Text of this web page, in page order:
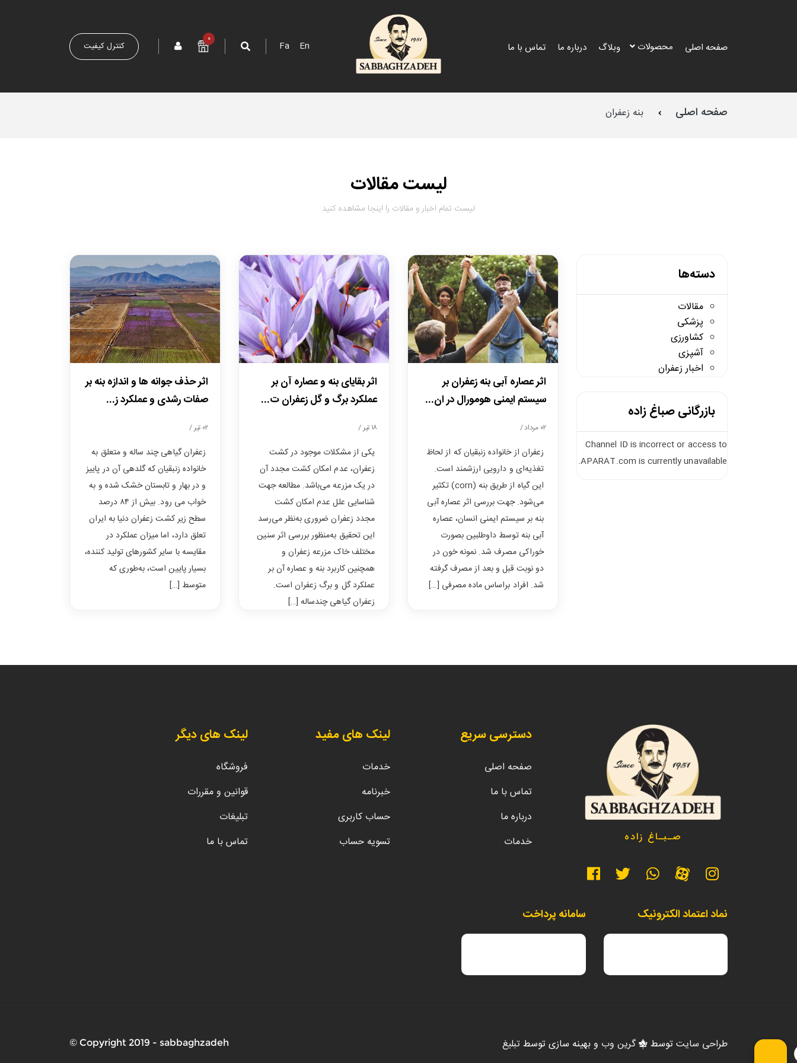
صفحه اصلی محصولات وبلاگ درباره ما تماس با ما Fa En
0
کنترل کیفیت
صفحه اصلی بنه زعفران
لیست مقالات
لیست تمام اخبار و مقالات را اینجا مشاهده کنید
دسته‌ها
مقالات
پزشکی
کشاورزی
آشپزی
اخبار زعفران
بازرگانی صباغ زاده
Channel ID is incorrect or access to
APARAT.com is currently unavailable.
اثر عصاره آبی بنه زعفران بر
سیستم ایمنی هومورال در ان...
۰۲ مرداد /
زعفران از خانواده زنبقیان که از لحاظ
تغذیه‌ای و دارویی ارزشمند است.
این گیاه از طریق بنه (corn) تکثیر
می‌شود. جهت بررسی اثر عصاره آبی
بنه بر سیستم ایمنی انسان، عصاره
آبی بنه توسط داوطلبین بصورت
خوراکی مصرف شد. نمونه خون در
دو نوبت قبل و بعد از مصرف گرفته
شد. افراد براساس ماده مصرفی […]
اثر بقایای بنه و عصاره آن بر
عملکرد برگ و گل زعفران ت...
۱۸ تیر /
یکی از مشکلات موجود در کشت
زعفران، عدم امکان کشت مجدد آن
در یک مزرعه می‌باشد. مطالعه جهت
شناسایی علل عدم امکان کشت
مجدد زعفران ضروری به‌نظر می‌رسد
این تحقیق به‌منظور بررسی اثر سنین
مختلف خاک مزرعه زعفران و
همچنین کاربرد بنه و عصاره آن بر
عملکرد گل و برگ زعفران است.
زعفران گیاهی چندساله […]
اثر حذف جوانه ها و اندازه بنه بر
صفات رشدی و عملکرد ز...
۰۲ تیر /
زعفران گیاهی چند ساله و متعلق به
خانواده زنبقیان که گلدهی آن در پاییز
و در بهار و تابستان خشک شده و به
خواب می رود. بیش از ۸۴ درصد
سطح زیر کشت زعفران دنیا به ایران
تعلق دارد، اما میزان عملکرد در
مقایسه با سایر کشورهای تولید کننده،
بسیار پایین است، به‌طوری که
متوسط […]
صـبـاغ زاده
دسترسی سریع
صفحه اصلی
تماس با ما
درباره ما
خدمات
لینک های مفید
خدمات
خبرنامه
حساب کاربری
تسویه حساب
لینک های دیگر
فروشگاه
قوانین و مقررات
تبلیغات
تماس با ما
نماد اعتماد الکترونیک سامانه پرداخت
طراحی سایتتوسط گرین وب و بهینه سازی توسطتبلیغ Copyright 2019 - sabbaghzadeh ©